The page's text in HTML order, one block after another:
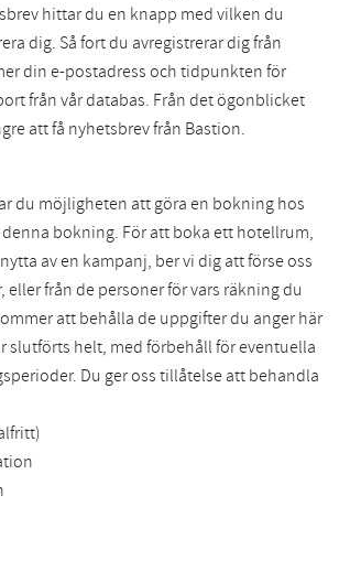
hittar du en knapp med vilken du
dig. Så fort du avregistrerar dig från
din e-postadress och tidpunkten för
från vår databas. Från det ögonblicket
att få nyhetsbrev från Bastion.
du möjligheten att göra en bokning hos
bokning. För att boka ett hotellrum,
av en kampanj, ber vi dig att förse oss
från de personer för vars räkning du
att behålla de uppgifter du anger här
slutförts helt, med förbehåll för eventuella
Du ger oss tillåtelse att behandla